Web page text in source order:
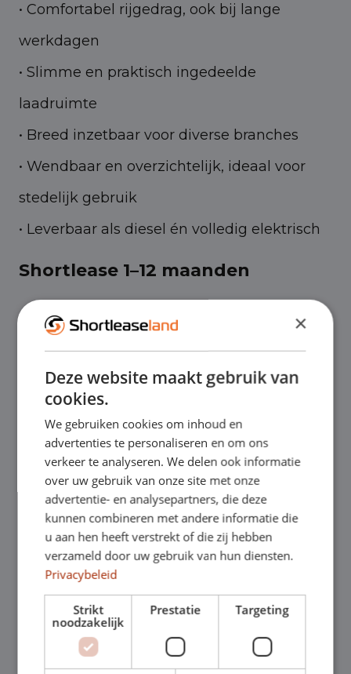
• Comfortabel rijgedrag, ook bij lange
werkdagen
• Slimme en praktisch ingedeelde
laadruimte
• Breed inzetbaar voor diverse branches
• Wendbaar en overzichtelijk, ideaal voor
stedelijk gebruik
• Leverbaar als diesel én volledig elektrisch
Shortlease 1–12 maanden
Shortlease is de ideale oplossing wanneer je
tijdelijk extra vervoer nodig hebt, te maken
krijgt met piekdrukte, een nieuwe
medewerker inzet of flexibiliteit wilt
behouden zonder langdurige
verplichtingen.
Bij Shortleaseland rijd je direct uit voorraad
en profiteer je van flexibele shortlease-
contracten die tussentijds aanpasbaar zijn.
Zo blijf je wendbaar en houd je grip op je
mobiliteitskosten.
×
Deze website maakt gebruik van
cookies.
We gebruiken cookies om inhoud en
advertenties te personaliseren en om ons
verkeer te analyseren. We delen ook informatie
over uw gebruik van onze site met onze
advertentie- en analysepartners, die deze
kunnen combineren met andere informatie die
u aan hen heeft verstrekt of die zij hebben
verzameld door uw gebruik van hun diensten.
Privacybeleid
Strikt
noodzakelijk
Prestatie Targeting